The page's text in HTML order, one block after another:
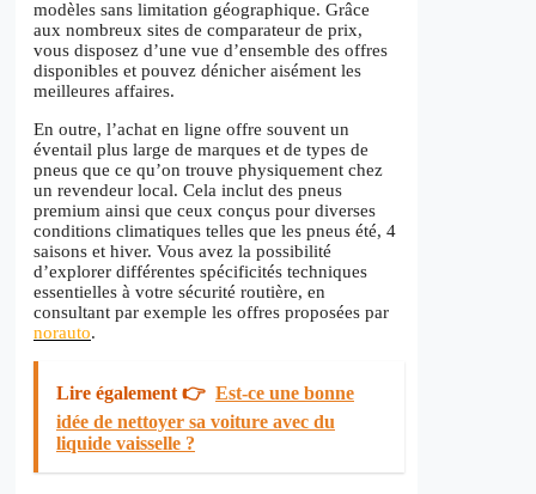
modèles sans limitation géographique. Grâce
aux nombreux sites de comparateur de prix,
vous disposez d’une vue d’ensemble des offres
disponibles et pouvez dénicher aisément les
meilleures affaires.
En outre, l’achat en ligne offre souvent un
éventail plus large de marques et de types de
pneus que ce qu’on trouve physiquement chez
un revendeur local. Cela inclut des pneus
premium ainsi que ceux conçus pour diverses
conditions climatiques telles que les pneus été, 4
saisons et hiver. Vous avez la possibilité
d’explorer différentes spécificités techniques
essentielles à votre sécurité routière, en
consultant par exemple les offres proposées par
norauto.
Lire également 👉 Est-ce une bonne
idée de nettoyer sa voiture avec du
liquide vaisselle ?